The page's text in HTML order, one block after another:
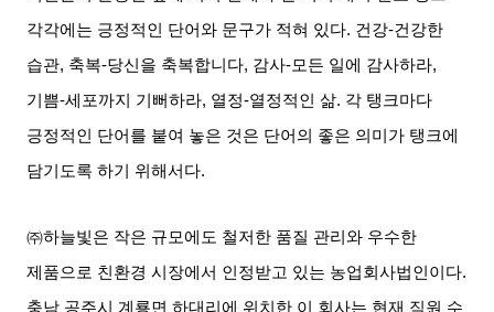
각각에는 긍정적인 단어와 문구가 적혀 있다. 건강-건강한
습관, 축복-당신을 축복합니다, 감사-모든 일에 감사하라,
기쁨-세포까지 기뻐하라, 열정-열정적인 삶. 각 탱크마다
긍정적인 단어를 붙여 놓은 것은 단어의 좋은 의미가 탱크에
담기도록 하기 위해서다.
㈜하늘빛은 작은 규모에도 철저한 품질 관리와 우수한
제품으로 친환경 시장에서 인정받고 있는 농업회사법인이다.
충남 공주시 계룡면 하대리에 위치한 이 회사는 현재 직원 수